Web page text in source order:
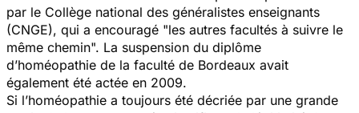
par le Collège national des généralistes enseignants
(CNGE), qui a encouragé "les autres facultés à suivre le
même chemin". La suspension du diplôme
d’homéopathie de la faculté de Bordeaux avait
également été actée en 2009.
Si l’homéopathie a toujours été décriée par une grande